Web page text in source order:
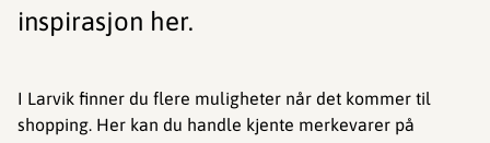
inspirasjon her.
I Larvik finner du flere muligheter når det kommer til
shopping. Her kan du handle kjente merkevarer på